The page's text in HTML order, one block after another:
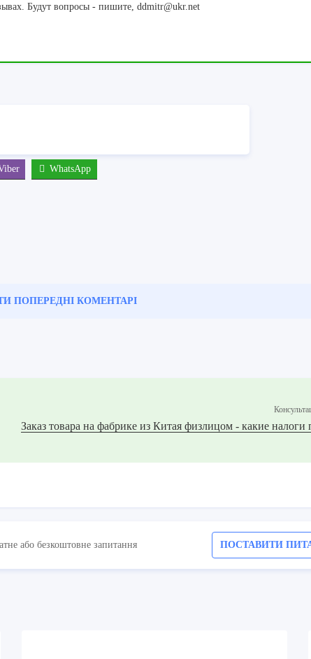
Будут вопросы - пишите, ddmitr@ukr.net
WhatsApp
ПОПЕРЕДНІ КОМЕНТАРІ
Заказ товара на фабрике из Китая физлицом - какие налоги
або безкоштовне запитання ПОСТАВИТИ